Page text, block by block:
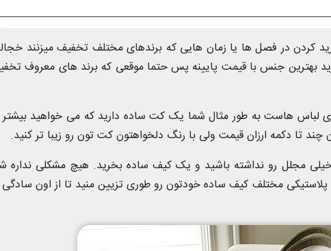
کردن در فصل ها یا زمان هایی که برندهای مختلف تخفیف میزنند
بهترین جنس با قیمت پایینه پس حتما موقعی که برند های معروف
لباس هاست به طور مثال شما یک کت ساده دارید که می خواهید بیشتر
تا دکمه ارزان قیمت ولی با رنگ دلخواهتون کت تون رو زیبا تر کنید.
مجلل رو نداشته باشید و یک کیف ساده بخرید. هیچ مشکلی نداره
مختلف کیف ساده خودتون رو طوری تزیین منید تا از اون